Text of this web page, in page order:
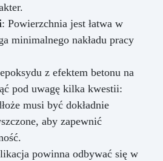
: Powierzchnia jest łatwa w
minimalnego nakładu pracy
z efektem betonu na
pod uwagę kilka kwestii:
musi być dokładnie
aby zapewnić
powinna odbywać się w